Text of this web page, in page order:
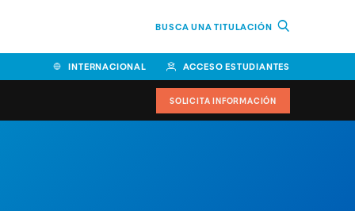
BUSCA UNA TITULACIÓN
INTERNACIONAL ACCESO ESTUDIANTES
SOLICITA INFORMACIÓN